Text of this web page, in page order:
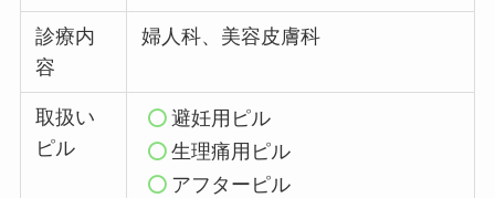
診療内
容
婦人科、美容皮膚科
取扱い
ピル
避妊用ピル
生理痛用ピル
アフターピル